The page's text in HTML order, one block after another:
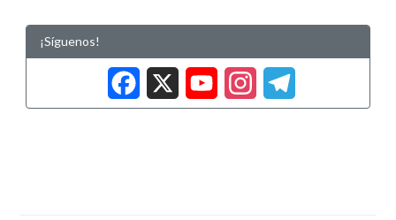
¡Síguenos!
Facebook
X